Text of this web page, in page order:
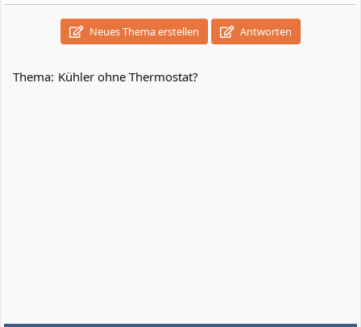
a
n
e
Neues Thema erstellen Antworten
Thema: Kühler ohne Thermostat?